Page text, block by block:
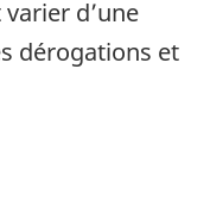
d’une
dérogations et